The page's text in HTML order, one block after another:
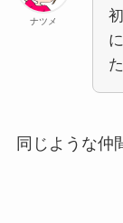
ナツメ
同じような仲